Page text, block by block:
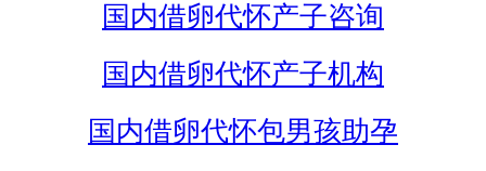
国内借卵代怀产子咨询
国内借卵代怀产子机构
国内借卵代怀包男孩助孕